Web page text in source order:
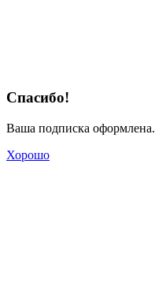
Спасибо!
Ваша подписка оформлена.
Хорошо